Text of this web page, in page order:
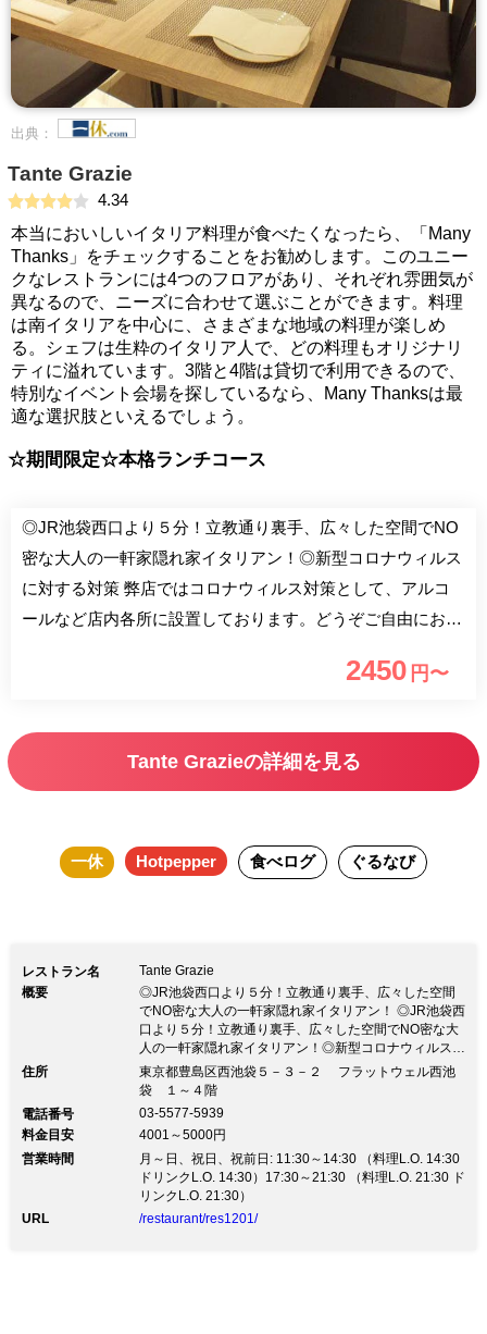
出典：
Tante Grazie
4.34
本当においしいイタリア料理が食べたくなったら、「Many
Thanks」をチェックすることをお勧めします。このユニー
クなレストランには4つのフロアがあり、それぞれ雰囲気が
異なるので、ニーズに合わせて選ぶことができます。料理
は南イタリアを中心に、さまざまな地域の料理が楽しめ
る。シェフは生粋のイタリア人で、どの料理もオリジナリ
ティに溢れています。3階と4階は貸切で利用できるので、
特別なイベント会場を探しているなら、Many Thanksは最
適な選択肢といえるでしょう。
☆期間限定☆本格ランチコース
◎JR池袋西口より５分！立教通り裏手、広々した空間でNO
密な大人の一軒家隠れ家イタリアン！◎新型コロナウィルス
に対する対策 弊店ではコロナウィルス対策として、アルコ
ールなど店内各所に設置しております。どうぞご自由にお使
に心掛け、お席の空間などもできる限り広めにお取りしてご
☆2020年10月12日 店内全てに施設全体をあらかじめ抗菌す
る【抗ウィルス・抗菌対策のキノシールド】を施工しまし
2450 円〜
Tante Grazieの詳細を見る
一休 Hotpepper 食べログ ぐるなび
レストラン名
Tante Grazie
概要
◎JR池袋西口より５分！立教通り裏手、広々した空間
でNO密な大人の一軒家隠れ家イタリアン！ ◎JR池袋西
口より５分！立教通り裏手、広々した空間でNO密な大
人の一軒家隠れ家イタリアン！◎新型コロナウィルスに
対する対策 弊店ではコロナウィルス対策として、アル
コールなど店内各所に設置しております。どうぞご自由
適切な換気に心掛け、お席の空間などもできる限り広め
にお取りしてご安心してお食事していただけるよう配慮
しております。 ☆2020年10月12日 店内全てに施設全
体をあらかじめ抗菌する【抗ウィルス・抗菌対策のキノ
シールド】を施工しました。
住所
東京都豊島区西池袋５－３－２ フラットウェル西池
袋 １～４階
電話番号
03-5577-5939
料金目安
4001～5000円
営業時間
月～日、祝日、祝前日: 11:30～14:30 （料理L.O. 14:30
ドリンクL.O. 14:30）17:30～21:30 （料理L.O. 21:30 ド
リンクL.O. 21:30）
URL
/restaurant/res1201/